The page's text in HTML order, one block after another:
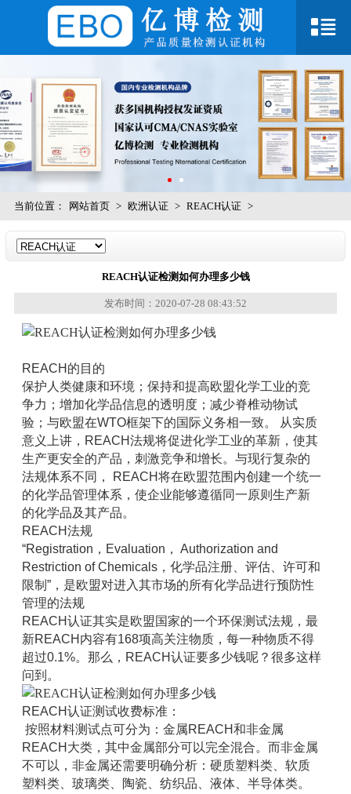
当前位置： 网站首页 > 欧洲认证 > REACH认证 >
REACH认证检测如何办理多少钱
发布时间：2020-07-28 08:43:52
REACH的目的
保护人类健康和环境；保持和提高欧盟化学工业的竞
争力；增加化学品信息的透明度；减少脊椎动物试
验；与欧盟在WTO框架下的国际义务相一致。 从实质
意义上讲，REACH法规将促进化学工业的革新，使其
生产更安全的产品，刺激竞争和增长。与现行复杂的
法规体系不同， REACH将在欧盟范围内创建一个统一
的化学品管理体系，使企业能够遵循同一原则生产新
的化学品及其产品。
REACH法规
“Registration，Evaluation， Authorization and
Restriction of Chemicals，化学品注册、评估、许可和
限制”，是欧盟对进入其市场的所有化学品进行预防性
管理的法规
REACH认证其实是欧盟国家的一个环保测试法规，最
新REACH内容有168项高关注物质，每一种物质不得
超过0.1%。那么，REACH认证要多少钱呢？很多这样
问到。
REACH认证测试收费标准：
按照材料测试点可分为：金属REACH和非金属
REACH大类，其中金属部分可以完全混合。而非金属
不可以，非金属还需要明确分析：硬质塑料类、软质
塑料类、玻璃类、陶瓷、纺织品、液体、半导体类。